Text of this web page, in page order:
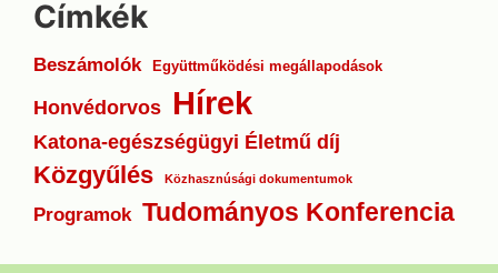
Címkék
Beszámolók Együttműködési megállapodások
Honvédorvos Hírek
Katona-egészségügyi Életmű díj
Közgyűlés Közhasznúsági dokumentumok
Programok Tudományos Konferencia